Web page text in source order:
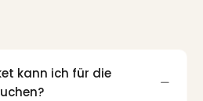
kann ich für die